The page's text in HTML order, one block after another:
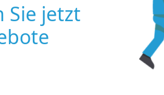
Sie jetzt